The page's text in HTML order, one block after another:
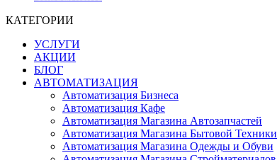
КАТЕГОРИИ
УСЛУГИ
АКЦИИ
БЛОГ
АВТОМАТИЗАЦИЯ
Автоматизация Бизнеса
Автоматизация Кафе
Автоматизация Магазина Автозапчастей
Автоматизация Магазина Бытовой Техники
Автоматизация Магазина Одежды и Обуви